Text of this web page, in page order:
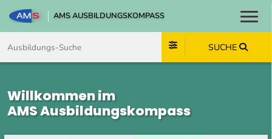
AMS AUSBILDUNGSKOMPASS
SUCHE
Willkommen im
AMS Ausbildungskompass